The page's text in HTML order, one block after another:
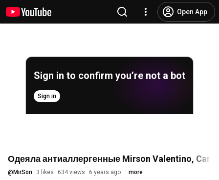
Open App
Sign in to confirm you’re not a bot
Sign in
Одеяла антиаллергенные Mirson Valentino,
@ MirSon 3 likes 634 views 6 years ago more